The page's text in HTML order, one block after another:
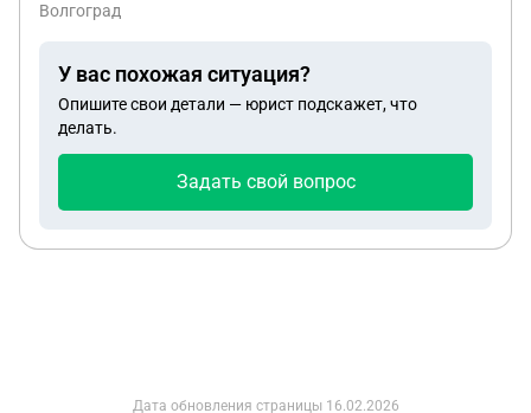
Волгоград
У вас похожая ситуация?
Опишите свои детали — юрист подскажет, что
делать.
Задать свой вопрос
Дата обновления страницы 16.02.2026